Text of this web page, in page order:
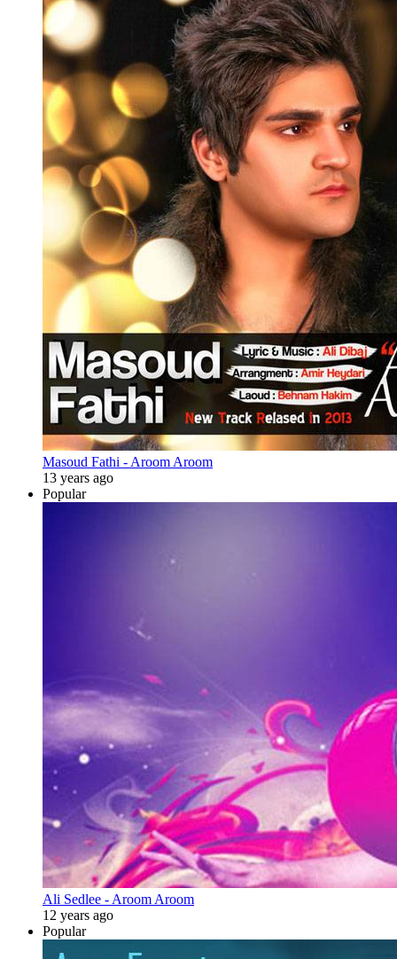
Masoud Fathi - Aroom Aroom
13 years ago
Popular
Ali Sedlee - Aroom Aroom
12 years ago
Popular